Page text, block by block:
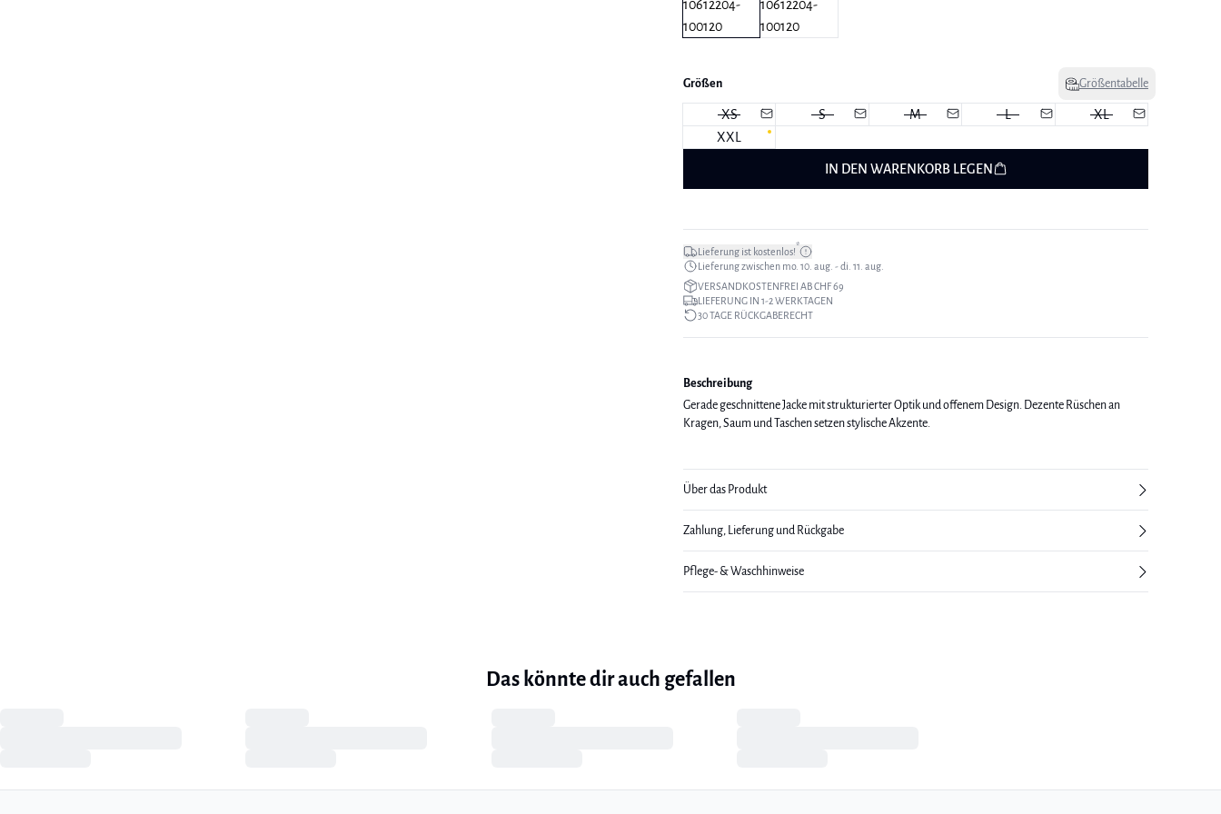
Größen Größentabelle
XS S M L
XL
XXL
IN DEN WARENKORB LEGEN
Lieferung ist kostenlos!*
Lieferung zwischen mo. 10. aug. - di. 11. aug.
VERSANDKOSTENFREI AB CHF 69
LIEFERUNG IN 1-2 WERKTAGEN
30 TAGE RÜCKGABERECHT
Beschreibung
Gerade geschnittene Jacke mit strukturierter Optik und offenem Design. Dezente Rüschen an
Kragen, Saum und Taschen setzen stylische Akzente.
Über das Produkt
Zahlung, Lieferung und Rückgabe
Pflege- & Waschhinweise
Das könnte dir auch gefallen